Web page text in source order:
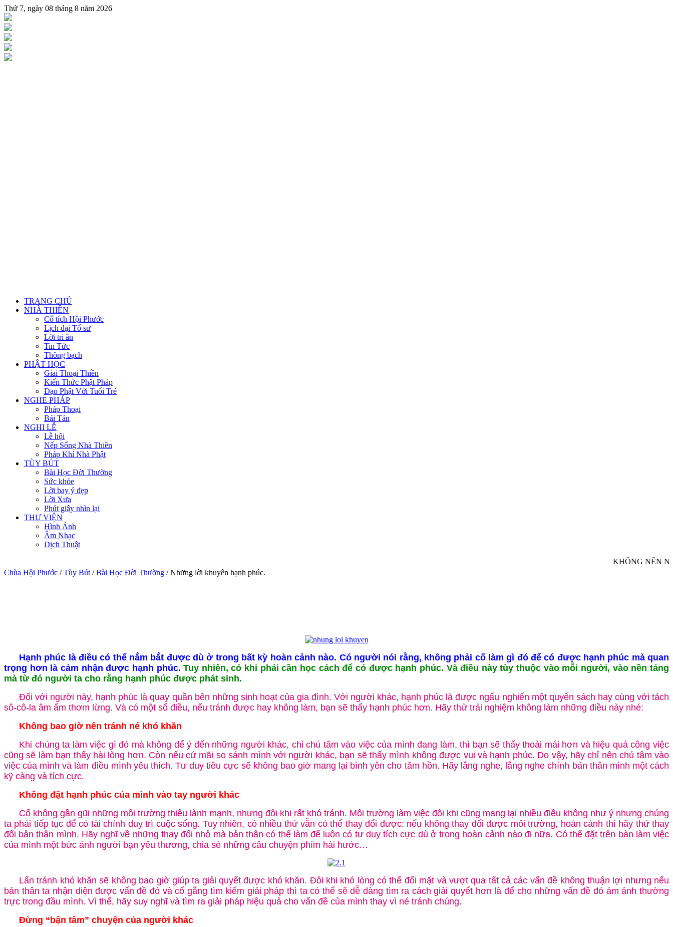
Thứ 7, ngày 08 tháng 8 năm 2026
TRANG CHỦ
NHÀ THIỀN
Cổ tích Hội Phước
Lịch đại Tổ sư
Lời tri ân
Tin Tức
Thông bạch
PHẬT HỌC
Giai Thoại Thiền
Kiến Thức Phật Pháp
Đạo Phật Với Tuổi Trẻ
NGHE PHÁP
Pháp Thoại
Bái Tán
NGHI LỄ
Lễ hội
Nếp Sống Nhà Thiền
Pháp Khí Nhà Phật
TÙY BÚT
Bài Học Đời Thường
Sức khỏe
Lời hay ý đẹp
Lời Xưa
Phút giây nhìn lại
THƯ VIỆN
Hình Ảnh
Âm Nhạc
Dịch Thuật
KHÔNG NÊN
Chùa Hội Phước / Tùy Bút / Bài Học Đời Thường / Những lời khuyên hạnh phúc.
Hạnh phúc là điều có thể nắm bắt được dù ở trong bất kỳ hoàn cảnh nào. Có người nói rằng, không phải cố làm gì đó để có được hạnh phúc mà quan
trọng hơn là cảm nhận được hạnh phúc.Tuy nhiên, có khi phải cần học cách để có được hạnh phúc. Và điều này tùy thuộc vào mỗi người, vào nền tảng
mà từ đó người ta cho rằng hạnh phúc được phát sinh.
Đối với người này, hạnh phúc là quay quần bên những sinh hoạt của gia đình. Với người khác, hạnh phúc là được ngấu nghiến một quyển sách hay cùng với tách
sô-cô-la âm ấm thơm lừng. Và có một số điều, nếu tránh được hay không làm, bạn sẽ thấy hạnh phúc hơn. Hãy thử trải nghiệm không làm những điều này nhé:
Không bao giờ nên tránh né khó khăn
Khi chúng ta làm việc gì đó mà không để ý đến những người khác, chỉ chú tâm vào việc của mình đang làm, thì bạn sẽ thấy thoải mái hơn và hiệu quả công việc
cũng sẽ làm bạn thấy hài lòng hơn. Còn nếu cứ mãi so sánh mình với người khác, bạn sẽ thấy mình không được vui và hạnh phúc. Do vậy, hãy chỉ nên chú tâm vào
việc của mình và làm điều mình yêu thích. Tư duy tiêu cực sẽ không bao giờ mang lại bình yên cho tâm hồn. Hãy lắng nghe, lắng nghe chính bản thân mình một cách
kỹ càng và tích cực.
Không đặt hạnh phúc của mình vào tay người khác
Cố không gần gũi những môi trường thiếu lành mạnh, nhưng đôi khi rất khó tránh. Môi trường làm việc đôi khi cũng mang lại nhiều điều không như ý nhưng chúng
ta phải tiếp tục để có tài chính duy trì cuộc sống. Tuy nhiên, có nhiều thứ vẫn có thể thay đổi được: nếu không thay đổi được môi trường, hoàn cảnh thì hãy thử thay
đổi bản thân mình. Hãy nghĩ về những thay đổi nhỏ mà bản thân có thể làm để luôn có tư duy tích cực dù ở trong hoàn cảnh nào đi nữa. Có thể đặt trên bàn làm việc
của mình một bức ảnh người bạn yêu thương, chia sẻ những câu chuyện phím hài hước…
Lẩn tránh khó khăn sẽ không bao giờ giúp ta giải quyết được khó khăn. Đôi khi khó lòng có thể đối mặt và vượt qua tất cả các vấn đề không thuận lợi nhưng nếu
bản thân ta nhận diện được vấn đề đó và cố gắng tìm kiếm giải pháp thì ta có thể sẽ dễ dàng tìm ra cách giải quyết hơn là để cho những vấn đề đó ám ảnh thường
trực trong đầu mình. Vì thế, hãy suy nghĩ và tìm ra giải pháp hiệu quả cho vấn đề của mình thay vì né tránh chúng.
Đừng “bận tâm” chuyện của người khác